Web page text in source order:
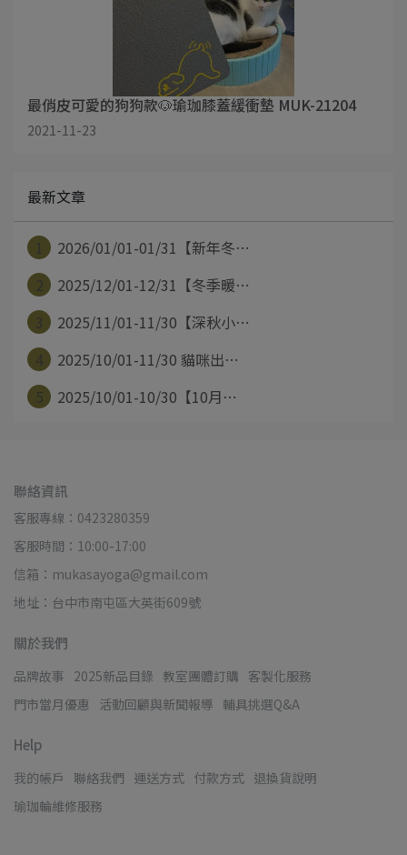
最俏皮可愛的狗狗款🐶瑜珈膝蓋緩衝墊 MUK-21204
2021-11-23
最新文章
2026/01/01-01/31【新年冬⋯
2025/12/01-12/31【冬季暖⋯
2025/11/01-11/30【深秋小⋯
2025/10/01-11/30 貓咪出⋯
2025/10/01-10/30【10月⋯
聯絡資訊
客服專線：0423280359
客服時間：10:00-17:00
信箱：mukasayoga@gmail.com
地址：台中市南屯區大英街609號
關於我們
品牌故事 2025新品目錄 教室團體訂購 客製化服務
門市當月優惠
活動回顧與新聞報導 輔具挑選Q&A
Help
我的帳戶 聯絡我們 運送方式 付款方式 退換貨說明
瑜珈輪維修服務